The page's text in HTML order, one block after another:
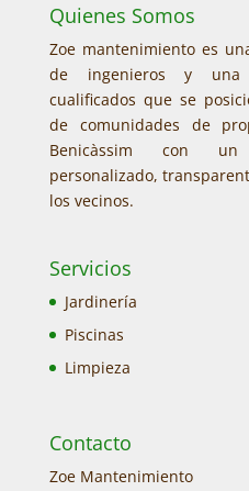
Quienes Somos
Zoe mantenimiento es
de ingenieros y una
cualificados que se
de comunidades de
Benicàssim con un
personalizado,
los vecinos.
Servicios
Jardinería
Piscinas
Limpieza
Contacto
Zoe Mantenimiento